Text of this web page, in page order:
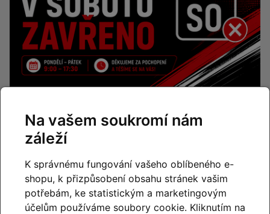
července máme o sobotách
zavřeno
Číst článek
Na vašem soukromí nám
záleží
K správnému fungování vašeho oblíbeného e-
shopu, k přizpůsobení obsahu stránek vašim
potřebám, ke statistickým a marketingovým
účelům používáme soubory cookie. Kliknutím na